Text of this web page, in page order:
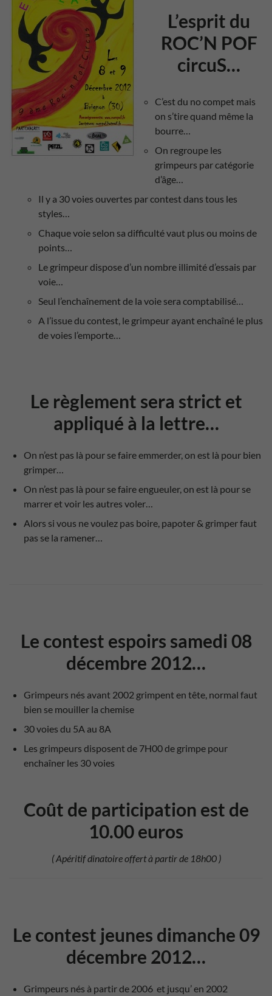
L’esprit du
ROC’N POF
circuS…
C’est du no compet mais
on s’tire quand même la
bourre…
On regroupe les
grimpeurs par catégorie
d’âge…
Il y a 30 voies ouvertes par contest dans tous les
styles…
Chaque voie selon sa difficulté vaut plus ou moins de
points…
Le grimpeur dispose d’un nombre illimité d’essais par
voie…
Seul l’enchaînement de la voie sera comptabilisé…
A l’issue du contest, le grimpeur ayant enchaîné le plus
de voies l’emporte…
Le règlement sera strict et
appliqué à la lettre…
On n’est pas là pour se faire emmerder, on est là pour bien
grimper…
On n’est pas là pour se faire engueuler, on est là pour se
marrer et voir les autres voler…
Alors si vous ne voulez pas boire, papoter & grimper faut
pas se la ramener…
Le contest espoirs samedi 08
décembre 2012…
Grimpeurs nés avant 2002 grimpent en tête, normal faut
bien se mouiller la chemise
30 voies du 5A au 8A
Les grimpeurs disposent de 7H00 de grimpe pour
enchaîner les 30 voies
Coût de participation est de
10.00 euros
( Apéritif dinatoire offert à partir de 18h00 )
Le contest jeunes dimanche 09
décembre 2012…
Grimpeurs nés à partir de 2006 et jusqu’ en 2002